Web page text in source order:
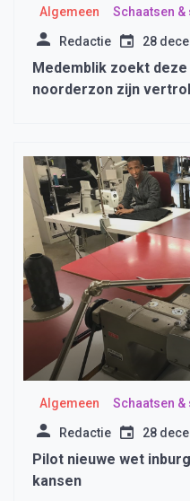
Algemeen Schaatsen &
Redactie 28
Medemblik zoekt
noorderzon zijn
Algemeen Schaatsen &
Redactie 28
Pilot nieuwe wet
kansen